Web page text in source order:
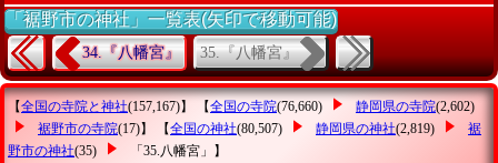
「裾野市の神社」一覧表(矢印で移動可能)
34.『八幡宮』 35.『八幡宮』
【全国の寺院と神社(157,167)】 【全国の寺院(76,660) 静岡県の寺院(2,602)
裾野市の寺院(17)】 【全国の神社(80,507) 静岡県の神社(2,819)
裾
野市の神社(35) 「35.八幡宮」 】